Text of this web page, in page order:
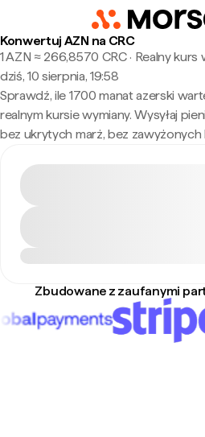
Konwertuj AZN na CRC
1 AZN ≈ 266,8570 CRC · Realny kurs
dziś, 10 sierpnia, 19:58
Sprawdź, ile 1700 manat azerski
realnym kursie wymiany. Wysyłaj
bez ukrytych marż, bez zawyżonych
Zbudowane z zaufanymi